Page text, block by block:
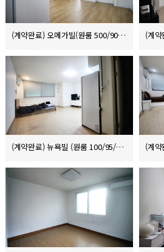
(계약완료) 오메가빌(원룸 500/90/5)
(계약완료) 뉴욕빌 (원룸 100/95/8)